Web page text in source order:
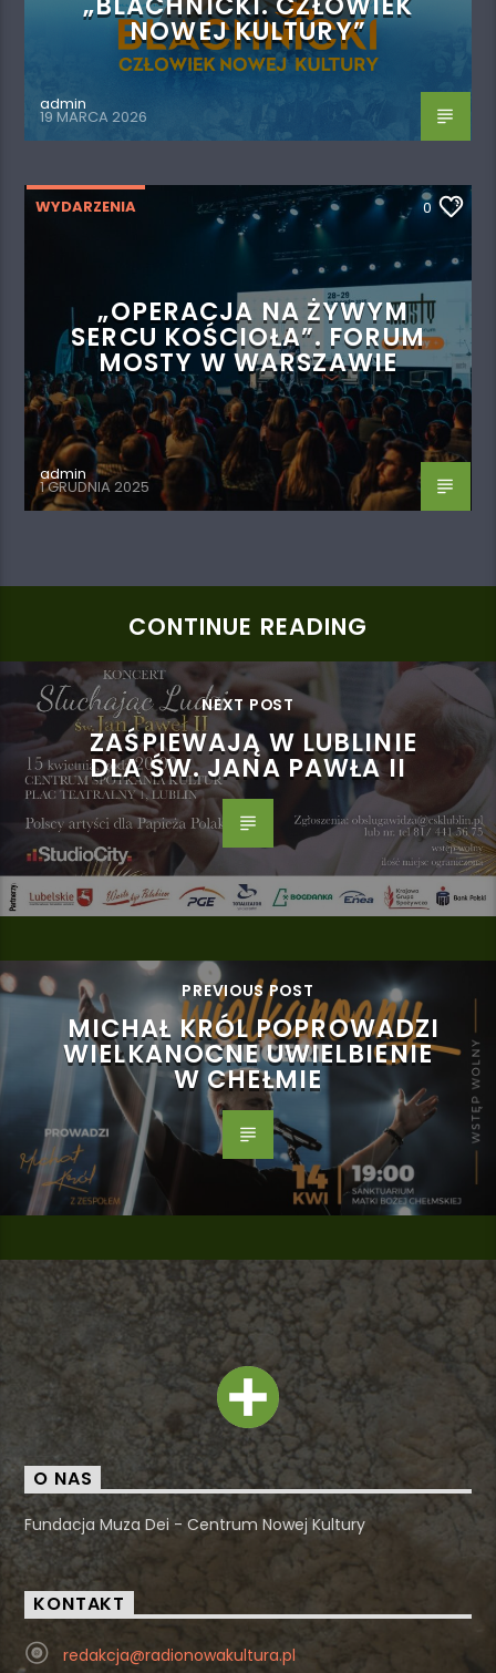
NOWEJ KULTURY”
admin
19 MARCA 2026
WYDARZENIA 0
„OPERACJA NA ŻYWYM
SERCU KOŚCIOŁA”. FORUM
MOSTY W WARSZAWIE
admin
1 GRUDNIA 2025
CONTINUE READING
NEXT POST
ZAŚPIEWAJĄ W LUBLINIE
DLA ŚW. JANA PAWŁA II
PREVIOUS POST
MICHAŁ KRÓL POPROWADZI
WIELKANOCNE UWIELBIENIE
W CHEŁMIE
O NAS
Fundacja Muza Dei - Centrum Nowej Kultury
KONTAKT
redakcja@radionowakultura.pl